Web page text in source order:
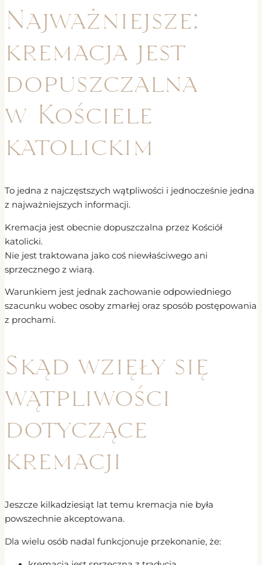
Najważniejsze:
kremacja jest
dopuszczalna
w Kościele
katolickim
To jedna z najczęstszych wątpliwości i jednocześnie jedna
z najważniejszych informacji.
Kremacja jest obecnie dopuszczalna przez Kościół
katolicki.
Nie jest traktowana jako coś niewłaściwego ani
sprzecznego z wiarą.
Warunkiem jest jednak zachowanie odpowiedniego
szacunku wobec osoby zmarłej oraz sposób postępowania
z prochami.
Skąd wzięły się
wątpliwości
dotyczące
kremacji
Jeszcze kilkadziesiąt lat temu kremacja nie była
powszechnie akceptowana.
Dla wielu osób nadal funkcjonuje przekonanie, że: